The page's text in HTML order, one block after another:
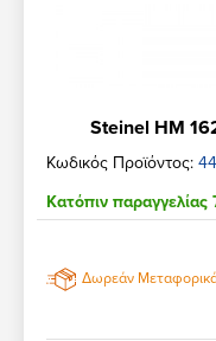
Steinel HM
Κωδικός Προϊόντος:
Κατόπιν παραγγελίας
Δωρεάν